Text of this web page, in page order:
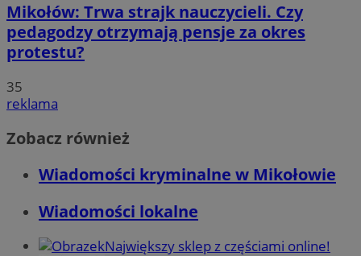
Mikołów: Trwa strajk nauczycieli. Czy
pedagodzy otrzymają pensje za okres
protestu?
35
reklama
Zobacz również
Wiadomości kryminalne w Mikołowie
Wiadomości lokalne
Największy sklep z częściami online!